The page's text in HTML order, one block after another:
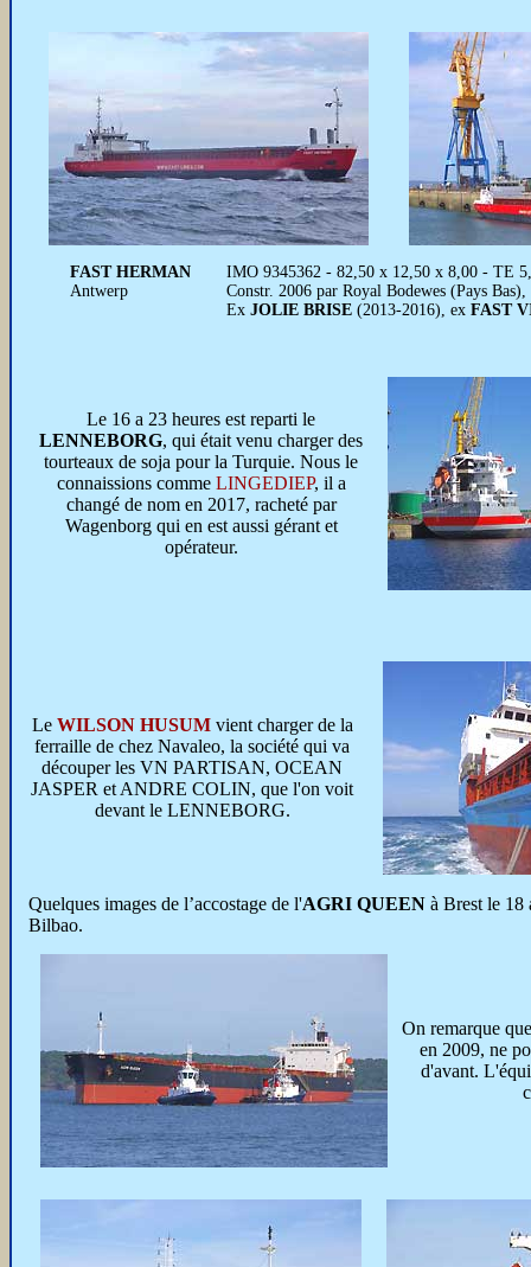
FAST HERMAN
Antwerp
IMO 9345362 - 82,50 x 12,50 x 8,00 - TE
Constr. 2006 par Royal Bodewes (Pays
Ex JOLIE BRISE (2013-2016), ex FAST
Le 16 a 23 heures est reparti le
LENNEBORG, qui était venu charger des
tourteaux de soja pour la Turquie. Nous le
connaissions comme LINGEDIEP, il a
changé de nom en 2017, racheté par
Wagenborg qui en est aussi gérant et
opérateur.
Le WILSON HUSUMvient charger de la
ferraille de chez Navaleo, la société qui va
découper les VN PARTISAN, OCEAN
JASPER et ANDRE COLIN, que l'on voit
devant le LENNEBORG.
Quelques images de l’accostage de l'AGRI QUEEN à Brest le 18
Bilbao.
On remarque
en 2009, ne
d'avant.